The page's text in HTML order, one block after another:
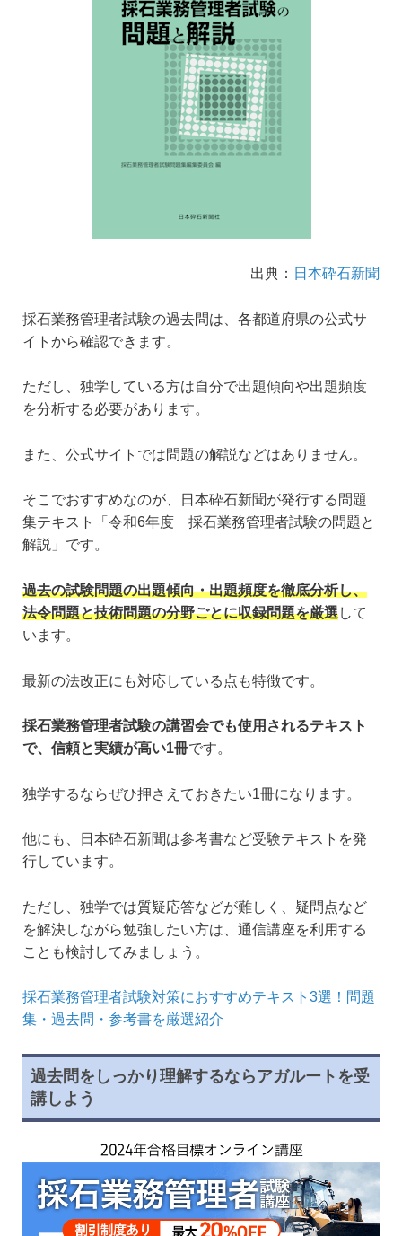
出典： 日本砕石新聞
採石業務管理者試験の過去問は、各都道府県の公式サ
イトから確認できます。
ただし、独学している方は自分で出題傾向や出題頻度
を分析する必要があります。
また、公式サイトでは問題の解説などはありません。
そこでおすすめなのが、日本砕石新聞が発行する問題
集テキスト「令和6年度 採石業務管理者試験の問題と
解説」です。
過去の試験問題の出題傾向・出題頻度を徹底分析し、
法令問題と技術問題の分野ごとに収録問題を厳選して
います。
最新の法改正にも対応している点も特徴です。
採石業務管理者試験の講習会でも使用されるテキスト
で、信頼と実績が高い1冊です。
独学するならぜひ押さえておきたい1冊になります。
他にも、日本砕石新聞は参考書など受験テキストを発
行しています。
ただし、独学では質疑応答などが難しく、疑問点など
を解決しながら勉強したい方は、通信講座を利用する
ことも検討してみましょう。
採石業務管理者試験対策におすすめテキスト3選！問題
集・過去問・参考書を厳選紹介
過去問をしっかり理解するならアガルートを受
講しよう